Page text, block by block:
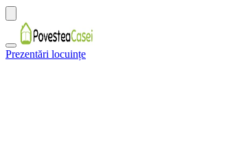
Prezentări locuințe